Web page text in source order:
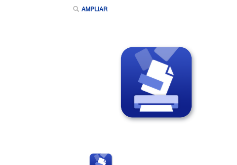
AMPLIAR